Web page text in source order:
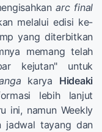
arc final
melalui edisi ke-
yang diterbitkan
memang telah
kejutan" untuk
karya Hideaki
lebih lanjut
ini, namun Weekly
jadwal tayang dan